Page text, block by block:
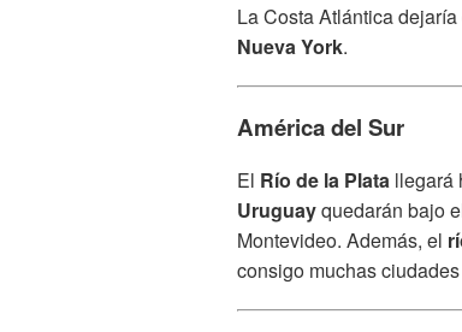
La Costa Atlántica
Nueva York.
América del Sur
El Río de la Plata llegará
Uruguayquedarán bajo
Montevideo. Además, el
consigo muchas